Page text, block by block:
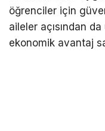
öğrenciler için
aileler açısından
ekonomik avantaj